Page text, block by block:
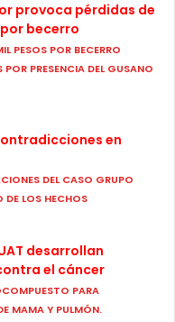
provoca pérdidas de
becerro
PESOS POR BECERRO
PRESENCIA DEL GUSANO
en
DEL CASO GRUPO
LOS HECHOS
desarrollan
el cáncer
PARA
MAMA Y PULMÓN.